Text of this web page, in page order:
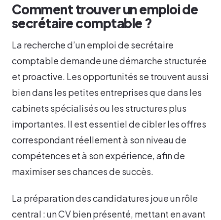
Comment trouver un emploi de
secrétaire comptable ?
La recherche d’un emploi de secrétaire
comptable demande une démarche structurée
et proactive. Les opportunités se trouvent aussi
bien dans les petites entreprises que dans les
cabinets spécialisés ou les structures plus
importantes. Il est essentiel de cibler les offres
correspondant réellement à son niveau de
compétences et à son expérience, afin de
maximiser ses chances de succès.
La préparation des candidatures joue un rôle
central : un CV bien présenté, mettant en avant